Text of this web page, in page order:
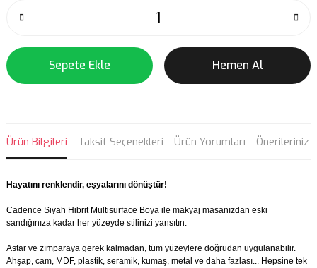
Sepete Ekle Hemen Al
Ürün Bilgileri Taksit Seçenekleri Ürün Yorumları Önerileriniz
Hayatını renklendir, eşyalarını dönüştür!
Cadence Siyah Hibrit Multisurface Boya ile makyaj masanızdan eski
sandığınıza kadar her yüzeyde stilinizi yansıtın.
Astar ve zımparaya gerek kalmadan, tüm yüzeylere doğrudan uygulanabilir.
Ahşap, cam, MDF, plastik, seramik, kumaş, metal ve daha fazlası... Hepsine tek